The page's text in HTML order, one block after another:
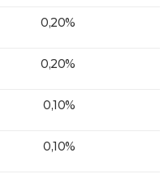
0,20%
0,20%
0,10%
0,10%